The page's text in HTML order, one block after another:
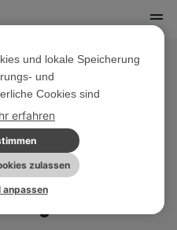
2017
soziale
und
in
und lokale Speicherung
und
Cookies sind
erfahren
zulassen
anpassen